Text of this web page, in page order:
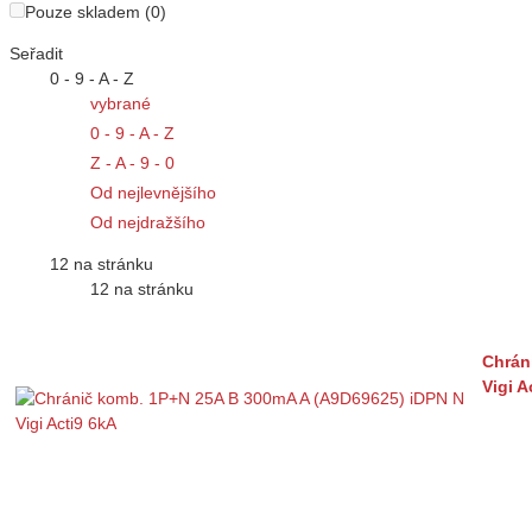
Pouze skladem (0)
Seřadit
0 - 9 - A - Z
vybrané
0 - 9 - A - Z
Z - A - 9 - 0
Od nejlevnějšího
Od nejdražšího
12 na stránku
12 na stránku
Vigi